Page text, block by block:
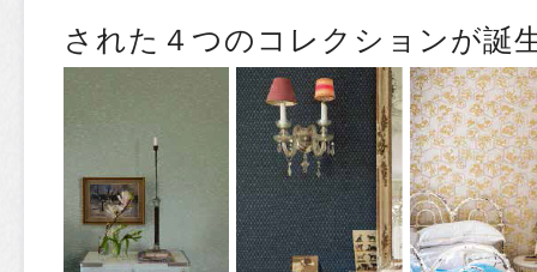
された４つのコレクションが誕